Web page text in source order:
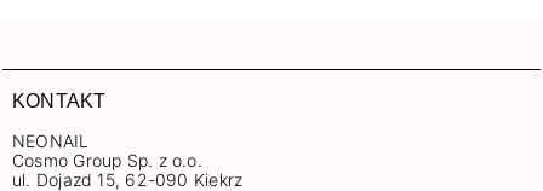
KONTAKT
NEONAIL
Cosmo Group Sp. z o.o.
ul. Dojazd 15, 62-090 Kiekrz